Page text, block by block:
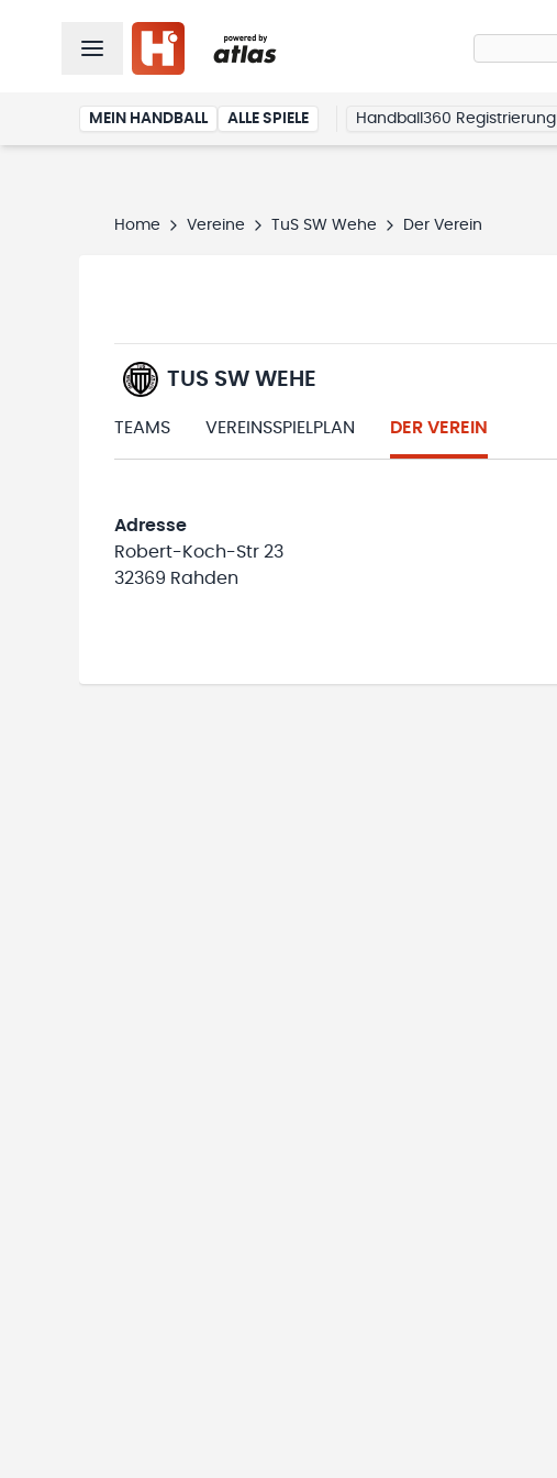
MEIN HANDBALL ALLE SPIELE Handball360 Registrierung
Home Vereine TuS SW Wehe Der Verein
TUS SW WEHE
TEAMS VEREINSSPIELPLAN DER VEREIN
Adresse
Robert-Koch-Str 23
32369 Rahden